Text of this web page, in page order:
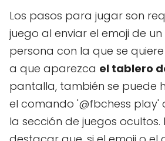
Los pasos para jugar son
juego al enviar el emoji de
persona con la que se
a que aparezca el tablero
pantalla, también se puede
el comando '@fbchess play'
la sección de juegos ocultos.